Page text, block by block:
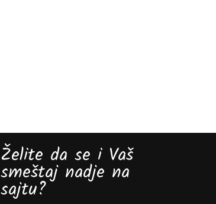
Želite da se i Vaš
smeštaj nadje na
sajtu?